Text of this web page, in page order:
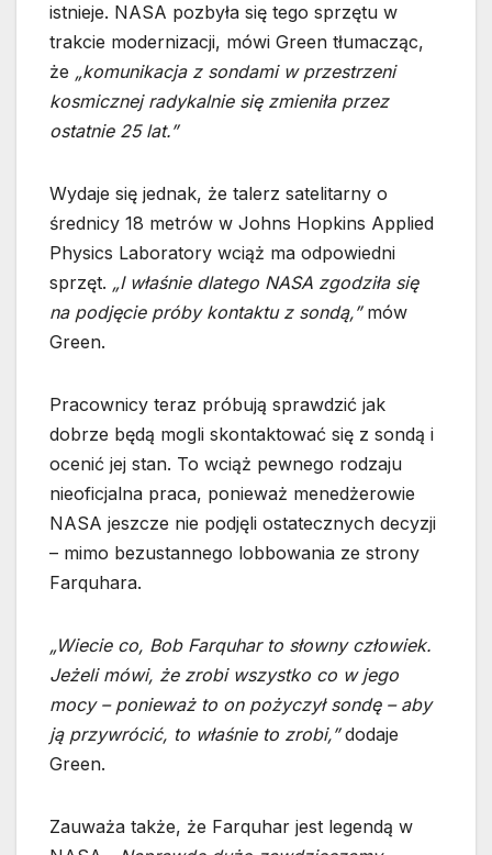
istnieje. NASA pozbyła się tego sprzętu w
trakcie modernizacji, mówi Green tłumacząc,
że „komunikacja z sondami w przestrzeni
kosmicznej radykalnie się zmieniła przez
ostatnie 25 lat.”
Wydaje się jednak, że talerz satelitarny o
średnicy 18 metrów w Johns Hopkins Applied
Physics Laboratory wciąż ma odpowiedni
sprzęt. „I właśnie dlatego NASA zgodziła się
na podjęcie próby kontaktu z sondą,”mów
Green.
Pracownicy teraz próbują sprawdzić jak
dobrze będą mogli skontaktować się z sondą i
ocenić jej stan. To wciąż pewnego rodzaju
nieoficjalna praca, ponieważ menedżerowie
NASA jeszcze nie podjęli ostatecznych decyzji
– mimo bezustannego lobbowania ze strony
Farquhara.
„Wiecie co, Bob Farquhar to słowny człowiek.
Jeżeli mówi, że zrobi wszystko co w jego
mocy – ponieważ to on pożyczył sondę – aby
ją przywrócić, to właśnie to zrobi,”dodaje
Green.
Zauważa także, że Farquhar jest legendą w